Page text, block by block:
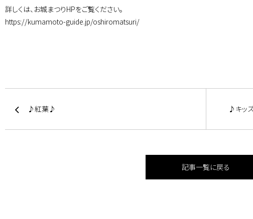
詳しくは、お城まつりHPをご覧ください。
https://kumamoto-guide.jp/oshiromatsuri/
♪紅葉♪ ♪キッ
記事一覧に戻る